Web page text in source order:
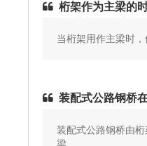
桁架作为主梁的
当桁架用作主梁时
装配式公路钢桥
装配式公路钢桥由